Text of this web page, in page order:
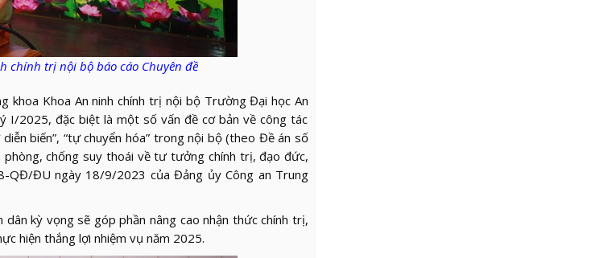
chính trị nội bộ báo cáo Chuyên đề
Khoa An ninh chính trị nội bộ Trường Đại học An
I/2025, đặc biệt là một số vấn đề cơ bản về công tác
biến”, “tự chuyển hóa” trong nội bộ (theo Đề án số
chống suy thoái về tư tưởng chính trị, đạo đức,
QĐ/ĐU ngày 18/9/2023 của Đảng ủy Công an Trung
kỳ vọng sẽ góp phần nâng cao nhận thức chính trị,
hiện thắng lợi nhiệm vụ năm 2025.